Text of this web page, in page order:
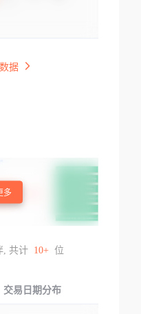
据
多
, 共计 10+ 位
交易日期分布